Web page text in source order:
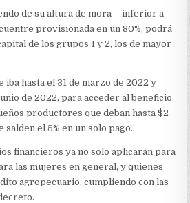
de su altura de mora— inferior a
provisionada en un 80%, podrá
de los grupos 1 y 2, los de mayor
iba hasta el 31 de marzo de 2022 y
de 2022, para acceder al beneficio
productores que deban hasta $2
el 5% en un solo pago.
financieros ya no solo aplicarán para
las mujeres en general, y quienes
agropecuario, cumpliendo con las